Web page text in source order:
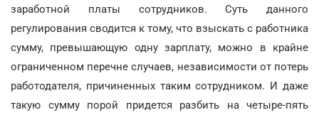
заработной платы сотрудников. Суть данного
регулирования сводится к тому, что взыскать с работника
сумму, превышающую одну зарплату, можно в крайне
ограниченном перечне случаев, независимости от потерь
работодателя, причиненных таким сотрудником. И даже
такую сумму порой придется разбить на четыре-пять